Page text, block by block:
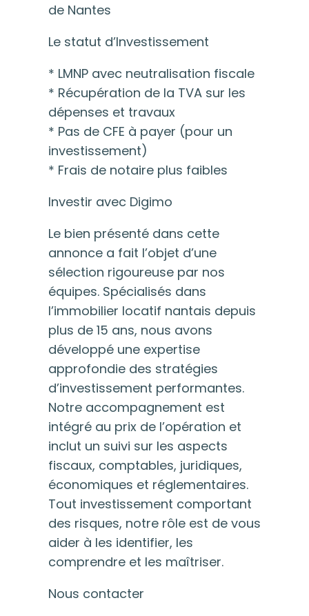
de Nantes
Le statut d’Investissement
* LMNP avec neutralisation fiscale
* Récupération de la TVA sur les
dépenses et travaux
* Pas de CFE à payer (pour un
investissement)
* Frais de notaire plus faibles
Investir avec Digimo
Le bien présenté dans cette
annonce a fait l’objet d’une
sélection rigoureuse par nos
équipes. Spécialisés dans
l’immobilier locatif nantais depuis
plus de 15 ans, nous avons
développé une expertise
approfondie des stratégies
d’investissement performantes.
Notre accompagnement est
intégré au prix de l’opération et
inclut un suivi sur les aspects
fiscaux, comptables, juridiques,
économiques et réglementaires.
Tout investissement comportant
des risques, notre rôle est de vous
aider à les identifier, les
comprendre et les maîtriser.
Nous contacter